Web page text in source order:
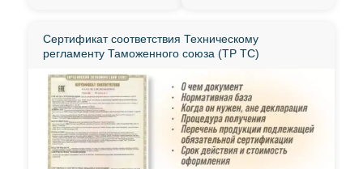
Сертификат соответствия Техническому
регламенту Таможенного союза (ТР ТС)